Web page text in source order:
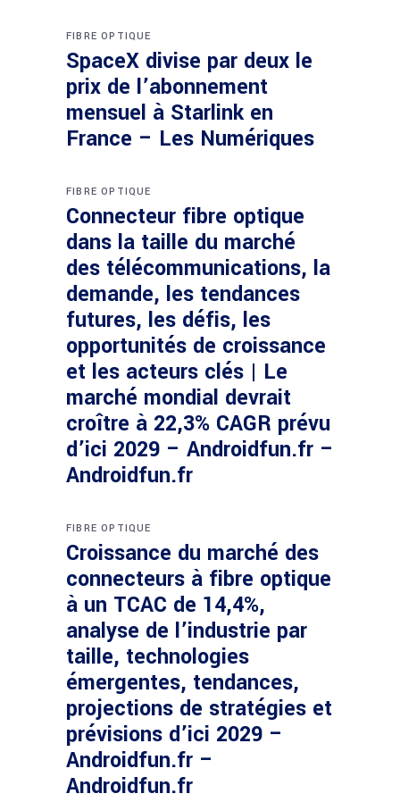
FIBRE OPTIQUE
SpaceX divise par deux le
prix de l’abonnement
mensuel à Starlink en
France – Les Numériques
FIBRE OPTIQUE
Connecteur fibre optique
dans la taille du marché
des télécommunications, la
demande, les tendances
futures, les défis, les
opportunités de croissance
et les acteurs clés | Le
marché mondial devrait
croître à 22,3% CAGR prévu
d’ici 2029 – Androidfun.fr –
Androidfun.fr
FIBRE OPTIQUE
Croissance du marché des
connecteurs à fibre optique
à un TCAC de 14,4%,
analyse de l’industrie par
taille, technologies
émergentes, tendances,
projections de stratégies et
prévisions d’ici 2029 –
Androidfun.fr –
Androidfun.fr